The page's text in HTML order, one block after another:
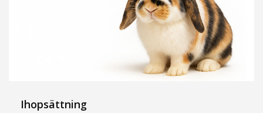
Ihopsättning